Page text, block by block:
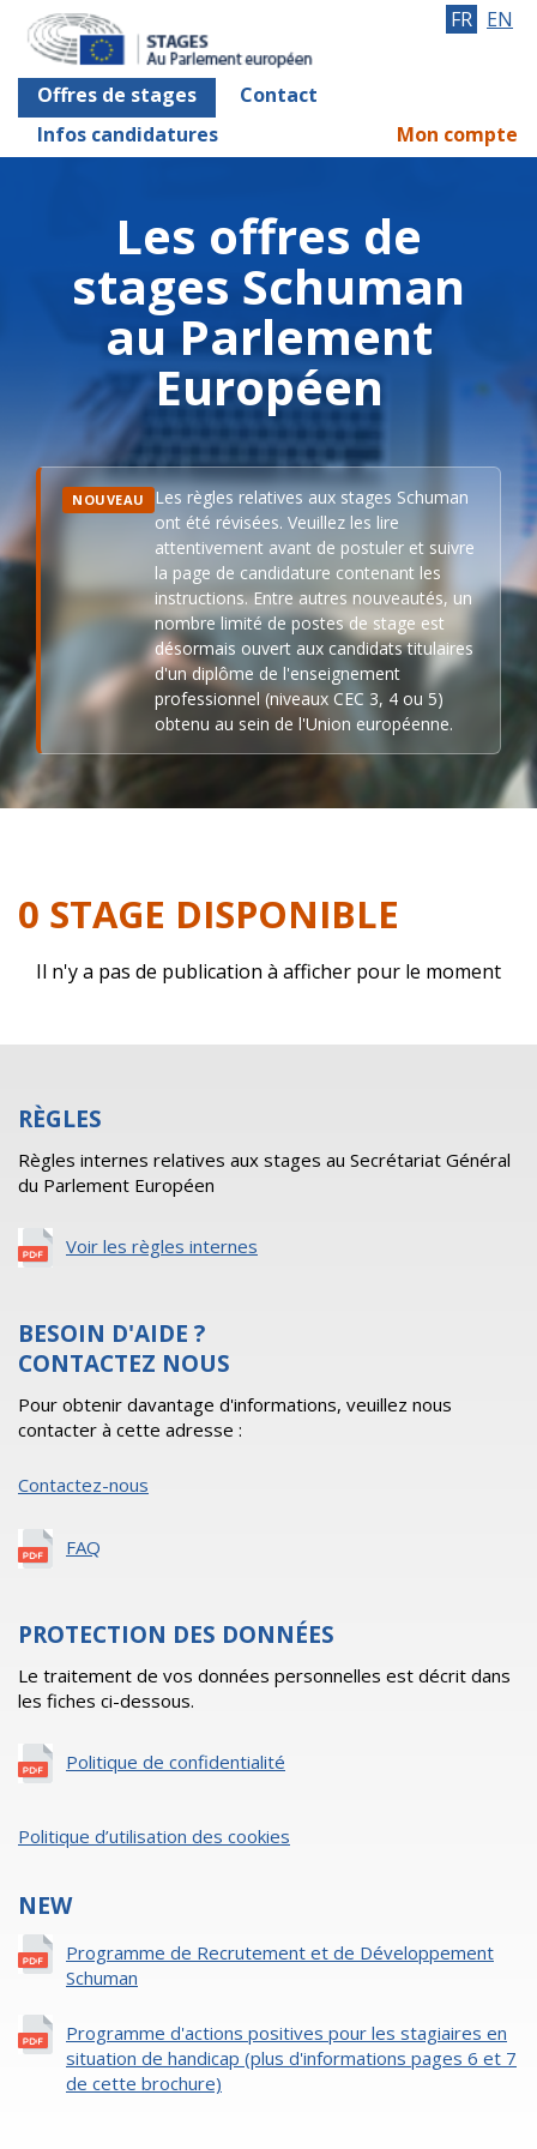
Offres de stages
Contact
Infos candidatures
FR EN
Mon compte
Les offres de
stages Schuman
au Parlement
Européen
NOUVEAU
Les règles relatives aux stages Schuman
ont été révisées. Veuillez les lire
attentivement avant de postuler et suivre
la page de candidature contenant les
instructions. Entre autres nouveautés, un
nombre limité de postes de stage est
désormais ouvert aux candidats titulaires
d'un diplôme de l'enseignement
professionnel (niveaux CEC 3, 4 ou 5)
obtenu au sein de l'Union européenne.
0 STAGE DISPONIBLE
Il n'y a pas de publication à afficher pour le moment
RÈGLES
Règles internes relatives aux stages au Secrétariat Général
du Parlement Européen
Voir les règles internes
BESOIN D'AIDE ?
CONTACTEZ NOUS
Pour obtenir davantage d'informations, veuillez nous
contacter à cette adresse :
Contactez-nous
FAQ
PROTECTION DES DONNÉES
Le traitement de vos données personnelles est décrit dans
les fiches ci-dessous.
Politique de confidentialité
Politique d’utilisation des cookies
NEW
Programme de Recrutement et de Développement
Schuman
Programme d'actions positives pour les stagiaires en
situation de handicap (plus d'informations pages 6 et 7
de cette brochure)